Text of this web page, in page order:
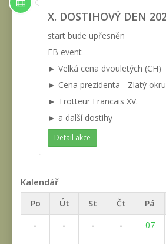
X. DOSTIHOVÝ DEN
start bude upřesněn
FB event
► Velká cena dvouletých (CH)
► Cena prezidenta - Zlatý
► Trotteur Francais XV.
► a další dostihy
Detail akce
Kalendář
Po Út St Čt Pá
-
- - - 07